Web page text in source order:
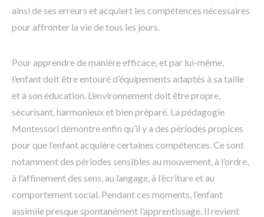
ainsi de ses erreurs et acquiert les compétences nécessaires
pour affronter la vie de tous les jours.
Pour apprendre de manière efficace, et par lui-même,
l’enfant doit être entouré d’équipements adaptés à sa taille
et à son éducation. L’environnement doit être propre,
sécurisant, harmonieux et bien préparé. La pédagogie
Montessori démontre enfin qu’il y a des périodes propices
pour que l’enfant acquière certaines compétences. Ce sont
notamment des périodes sensibles au mouvement, à l’ordre,
à l’affinement des sens, au langage, à l’écriture et au
comportement social. Pendant ces moments, l’enfant
assimile presque spontanément l’apprentissage. Il revient